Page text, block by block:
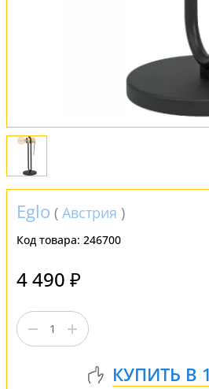
Eglo ( Австрия )
Код товара: 246700
4 490 ₽